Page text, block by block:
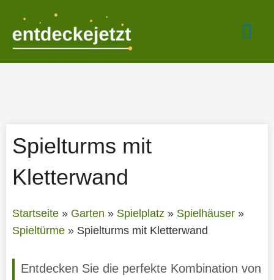
springen
Spielturms mit
Kletterwand
Startseite» Garten » Spielplatz» Spielhäuser»
Spieltürme» Spielturms mit Kletterwand
Entdecken Sie die perfekte Kombination von